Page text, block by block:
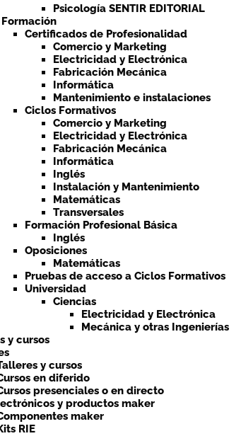
Psicología SENTIR EDITORIAL
Certificados de Profesionalidad
Comercio y Marketing
Electricidad y Electrónica
Fabricación Mecánica
Informática
Mantenimiento e instalaciones
Ciclos Formativos
Comercio y Marketing
Electricidad y Electrónica
Fabricación Mecánica
Informática
Inglés
Instalación y Mantenimiento
Matemáticas
Transversales
Formación Profesional Básica
Inglés
Oposiciones
Matemáticas
Pruebas de acceso a Ciclos Formativos
Universidad
Ciencias
Electricidad y Electrónica
Mecánica y otras Ingenierías
y cursos
y cursos
en diferido
presenciales o en directo
y productos maker
maker
RIE